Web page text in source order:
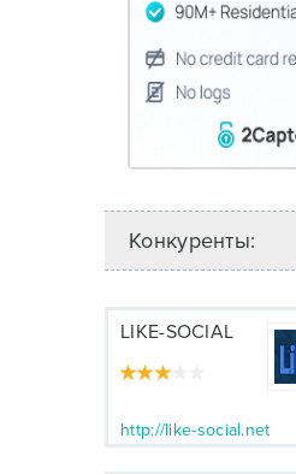
Конкуренты:
LIKE-SOCIAL
http://like-social.net